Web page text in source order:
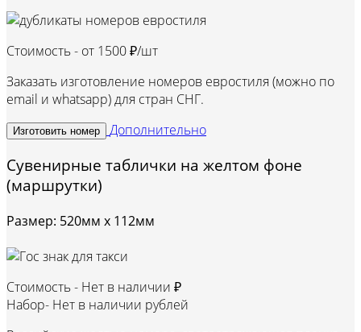
Стоимость - от 1500 ₽/шт
Заказать изготовление номеров евростиля (можно по
email и whatsapp) для стран СНГ.
Изготовить номер Дополнительно
Сувенирные таблички на желтом фоне
(маршрутки)
Размер: 520мм х 112мм
Стоимость - Нет в наличии ₽
Набор- Нет в наличии рублей